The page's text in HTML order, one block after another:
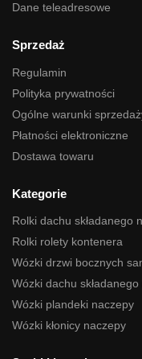
Dane teleadresowe
Sprzedaż
Regulamin
Polityka prywatności
Ogólne warunki
Płatności elektroniczne
Dostawa towaru
Kategorie
Rolki dachu składanego
Rolki rolety kontenera
Wózki drzwi bocznych
Wózki dachu
Wózki plandeki naczepy
Wózki kłonicy naczepy